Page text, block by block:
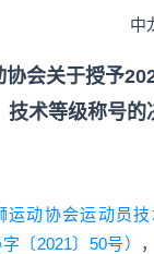
中
协会关于授予
技术等级称号的
运动协会运动员
〔2021〕50号）